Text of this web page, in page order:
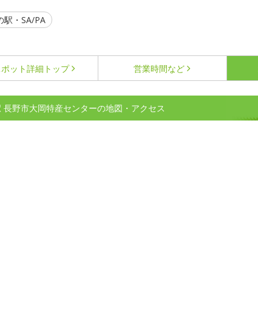
駅・SA/PA
ット詳細 トップ 営業時間など
長野市大岡特産センターの地図・アクセス